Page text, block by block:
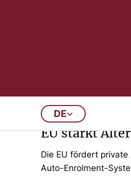
DE
05/08/2026
EU stärkt
Die EU fördert
Auto-Enrolment-